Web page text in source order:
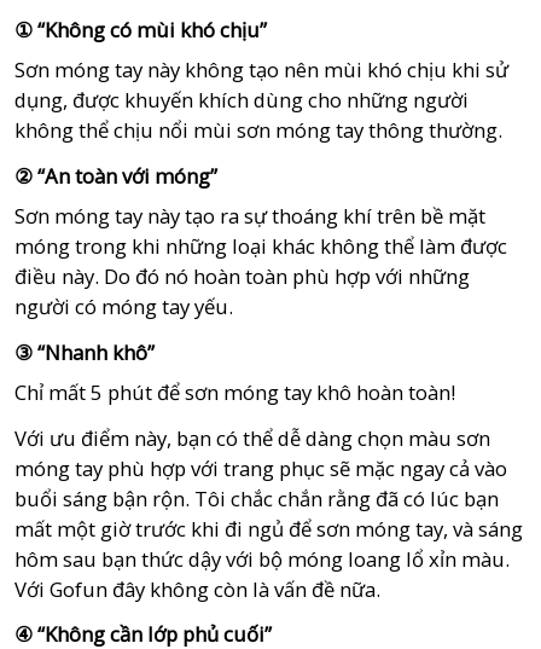
① “Không có mùi khó chịu”
Sơn móng tay này không tạo nên mùi khó chịu khi sử
dụng, được khuyến khích dùng cho những người
không thể chịu nổi mùi sơn móng tay thông thường.
② “An toàn với móng”
Sơn móng tay này tạo ra sự thoáng khí trên bề mặt
móng trong khi những loại khác không thể làm được
điều này. Do đó nó hoàn toàn phù hợp với những
người có móng tay yếu.
③ “Nhanh khô”
Chỉ mất 5 phút để sơn móng tay khô hoàn toàn!
Với ưu điểm này, bạn có thể dễ dàng chọn màu sơn
móng tay phù hợp với trang phục sẽ mặc ngay cả vào
buổi sáng bận rộn. Tôi chắc chắn rằng đã có lúc bạn
mất một giờ trước khi đi ngủ để sơn móng tay, và sáng
hôm sau bạn thức dậy với bộ móng loang lổ xỉn màu.
Với Gofun đây không còn là vấn đề nữa.
④ “Không cần lớp phủ cuối”